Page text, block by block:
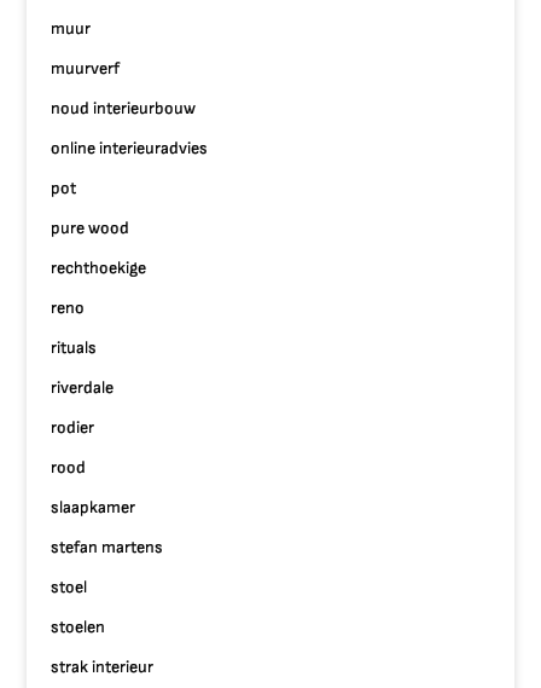
muur
muurverf
noud interieurbouw
online interieuradvies
pot
pure wood
rechthoekige
reno
rituals
riverdale
rodier
rood
slaapkamer
stefan martens
stoel
stoelen
strak interieur